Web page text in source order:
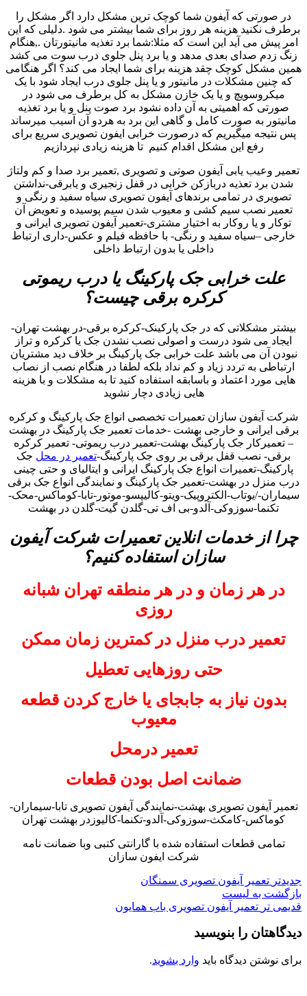
در صورتی که آیفون شما کوچک ترین مشکل دارد اگر مشکل را
برطرف نکنید هزینه هر روز برای شما بیشتر می شود .دلیلی که این
امر پیش می آید این است که مثلا:شما برد تغذیه مانیتورتان .,هنگام
زنگ زدم صدای بعدی مدهد و یا برد پنل جلوی درب سوت می کشد
همین مشکل کوچک چقد هزینه برای شما ایجاد می کند؟ اگر هنگامی
که چنین مشکلات در مانیتور و یا پنل جلوی درب ایجاد شود با یک
میکروسویچ و یا یک خازن مشکل به کل برطرف می شود در
صورتی که اهمیتی به آن داده نشود برد صوت پنل و یا برد تغذیه
مانیتور به صورت کامل و گاهی این برد به هردو آن آسیب میرساند
پس نتیجه میگیریم که درصورت خرابی ایفون تصویری سریع برای
رفع این مشکل اقدام کنیم تا هزینه زیادی نپردازیم
تعمیر وعیب یابی آیفون صوتی و تصویری ,تعمیر برد صدا و کم ولتاژ
شدن برد تعذیه دربازکن خرابی در قفل زنجیری و یابرقی-نداشتن
تصویری در تمامی برندهای آیفون تصویری سیاه سفید و رنگی و
تعمیر نصب سیم کشی و معیوب شدن سیم پوسیده و تعویض آن
توکار و یا روکار به اختیار مشتری-تعمیر آیفون تصویری ایرانی و
خارجی –سیاه سفید و رنگی- با حافظه فیلم و عکس-داری ارتباط
داخلی یا بدون ارتباط داخلی
علت خرابی جک پارکینگ یا درب ریموتی
کرکره برقی چیست؟
بیشتر مشکلاتی که در جک پارکینک-کرکره برقی-در بهشت تهران-
ایجاد می شود درست و اصولی نصب نشدن جک یا کرکره و تراز
نبودن آن می باشد علت خرابی جک پارکینگ بر خلاف دید مشتریان
ارتباطی به تردد زیاد و کم نداد بلکه لطفا در هنگام نصب از نصاب
هایی مورد اعتماد و باسابقه استفاده کنید تا به مشکلات و با هزینه
هایی زیادی دچار نشوید
شرکت آیفون سازان تعمیرات تخصصی انواع جک پارکینگ و کرکره
برقی ایرانی و خارجی بهشت -خدمات تعمیر جک پارکینگ در بهشت
– تعمیرکار جک پارکینگ بهشت-تعمیر درب ریموتی- تعمیر کرکره
برقی- نصب قفل برقی بر روی جک پارکینگ-تعمیر در محل جک
پارکینگ-تعمیرات انواع جک پارکینگ ایرانی و ایتالیای و حتی چینی
درب منزل در بهشت-تعمیر جک پارکینگ و نمایندگی انواع جک برقی
سیماران-/یوتاب-الکتروپیک-ویتو-کالیپسو-موتور-تابا-کوماکس-محک-
تکنما-سوزوکی-آلدو-بی اف تی-گلدن گیت-گلدن در بهشت
چرا از خدمات انلاین تعمیرات شرکت آیفون
سازان استفاده کنیم؟
در هر زمان و در هر منطقه تهران شبانه
روزی
تعمیر درب منزل در کمترین زمان ممکن
حتی روزهایی تعطیل
بدون نیاز به جابجای یا خارج کردن قطعه
معیوب
تعمیر درمحل
ضمانت اصل بودن قطعات
تعمیر آیفون تصویری بهشت-نمایندگی آیفون تصویری تابا-سیماران-
کوماکس-کامکث-سوزوکی-آلدو-تکنما-کالیوزدر بهشت تهران
تمامی قطعات استفاده شده با گارانتی کتبی وبا ضمانت نامه
شرکت ایفون سازان
جدیدتر تعمیر آیفون تصویری سمنگان
بازگشت به لیست
قدیمی تر تعمیر آیفون تصویری باب همایون
دیدگاهتان را بنویسید
برای نوشتن دیدگاه باید وارد بشوید.